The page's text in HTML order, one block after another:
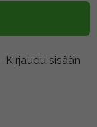
Kirjaudu sisään